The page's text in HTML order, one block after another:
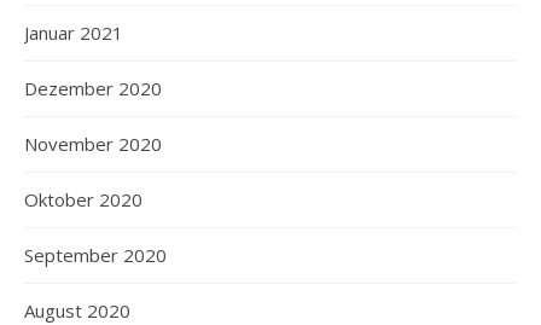
Januar 2021
Dezember 2020
November 2020
Oktober 2020
September 2020
August 2020